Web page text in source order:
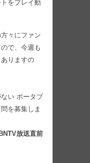
をプレイ動
々にファン
で、今週も
りますの
ない ポータブ
を募集しま
放送直前